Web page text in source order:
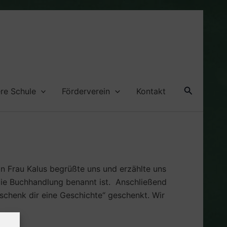
Schule Förderverein Kontakt Suche
Frau Kalus begrüßte uns und erzählte uns
Buchhandlung benannt ist. Anschließend
dir eine Geschichte“ geschenkt. Wir